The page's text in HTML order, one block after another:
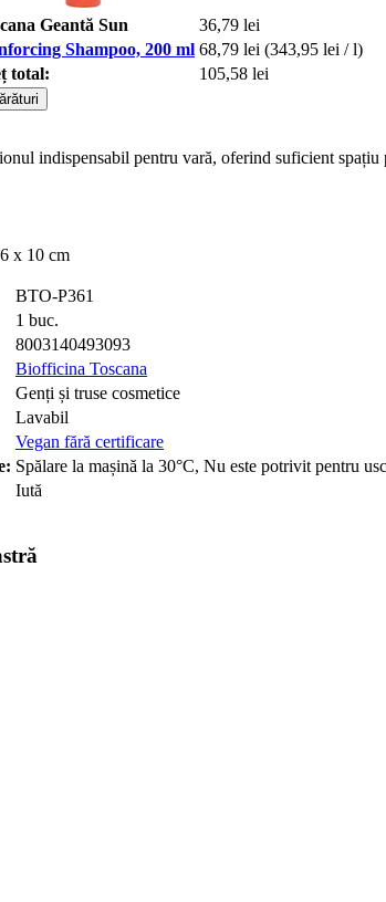
Geantă Sun
36,79 lei
Shampoo, 200 ml 68,79 lei (343,95 lei / l)
total:
105,58 lei
indispensabil pentru vară, oferind suficient
x 10 cm
BTO-P361
1 buc.
8003140493093
Biofficina Toscana
Genți și truse cosmetice
Lavabil
Vegan fără certificare
Spălare la mașină la 30°C, Nu este potrivit pentru
Iută